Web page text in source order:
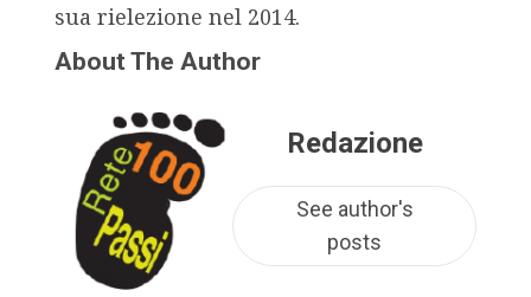
sua rielezione nel 2014.
About The Author
Redazione
See author's
posts